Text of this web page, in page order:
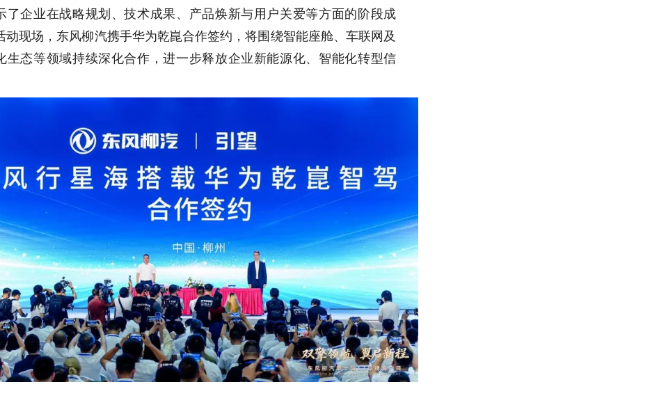
了企业在战略规划、技术成果、产品焕新与用户关爱等方面的阶段成
动现场，东风柳汽携手华为乾崑合作签约，将围绕智能座舱、车联网及
生态等领域持续深化合作，进一步释放企业新能源化、智能化转型信